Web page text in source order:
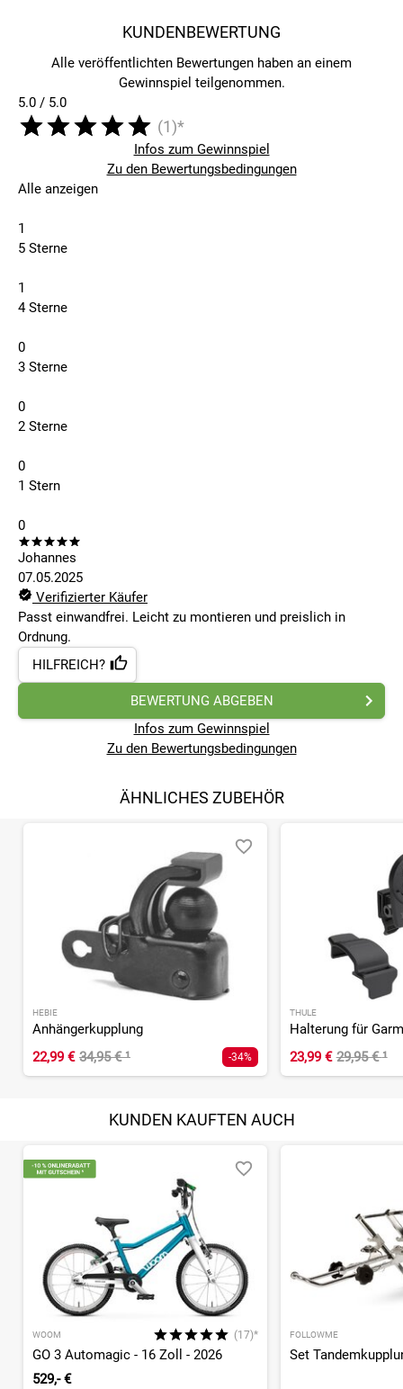
KUNDENBEWERTUNG
Alle veröffentlichten Bewertungen haben an einem
Gewinnspiel teilgenommen.
5.0 / 5.0
(1)*
Infos zum Gewinnspiel
Zu den Bewertungsbedingungen
Alle anzeigen
1
5 Sterne
1
4 Sterne
0
3 Sterne
0
2 Sterne
0
1 Stern
0
Johannes
07.05.2025
Verifizierter Käufer
Passt einwandfrei. Leicht zu montieren und preislich in
Ordnung.
HILFREICH?
BEWERTUNG ABGEBEN
Infos zum Gewinnspiel
Zu den Bewertungsbedingungen
ÄHNLICHES ZUBEHÖR
HEBIE
Anhängerkupplung
22,99 € 34,95 €¹ -34%
THULE
23,99 € 29,95 €¹
KUNDEN KAUFTEN AUCH
WOOM (17)*
GO 3 Automagic - 16 Zoll - 2026
529,- €
FOLLOWME
Set